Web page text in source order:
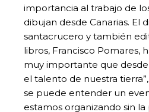
importancia al trabajo de
dibujan desde Canarias. El
santacrucero y también
libros, Francisco Pomares,
muy importante que
el talento de nuestra
se puede entender un
estamos organizando sin la